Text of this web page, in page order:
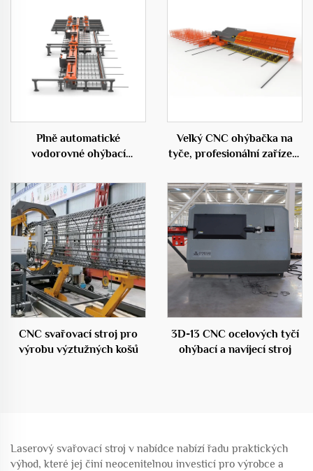
Plně automatické
vodorovné ohýbací
Velký CNC ohýbačka na
tyče, profesionální zařízení
CNC svařovací stroj pro
výrobu výztužných košů
3D-13 CNC ocelových tyčí
ohýbací a navíjecí stroj
Laserový svařovací stroj v nabídce nabízí řadu praktických
výhod, které jej činí neocenitelnou investicí pro výrobce a